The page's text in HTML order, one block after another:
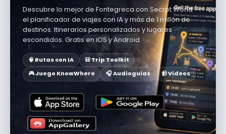
Descubre lo mejor de Fontegreca con Secret World —
el planificador de viajes con IA y más de 1 millón de
destinos. Itinerarios personalizados y lugares
escondidos. Gratis en iOS y Android.
🧠 Rutas con IA
🎒 Trip Toolkit
🎮 Juego KnowWhere
🎧 Audioguías 📹 Vídeos